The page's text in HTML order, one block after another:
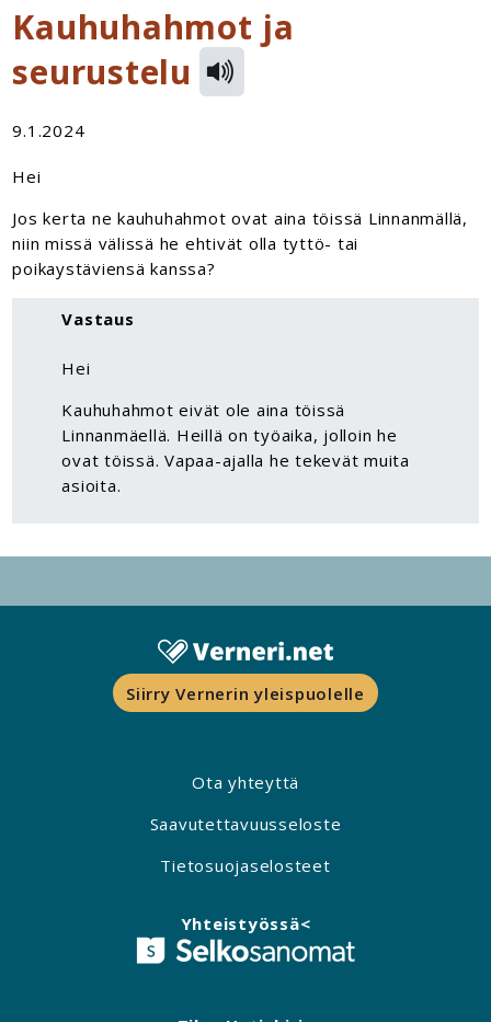
Kauhuhahmot ja
seurustelu
9.1.2024
Hei
Jos kerta ne kauhuhahmot ovat aina töissä Linnanmällä,
niin missä välissä he ehtivät olla tyttö- tai
poikaystäviensä kanssa?
Vastaus
Hei
Kauhuhahmot eivät ole aina töissä
Linnanmäellä. Heillä on työaika, jolloin he
ovat töissä. Vapaa-ajalla he tekevät muita
asioita.
Siirry Vernerin yleispuolelle
Ota yhteyttä
Saavutettavuusseloste
Tietosuojaselosteet
Yhteistyössä<